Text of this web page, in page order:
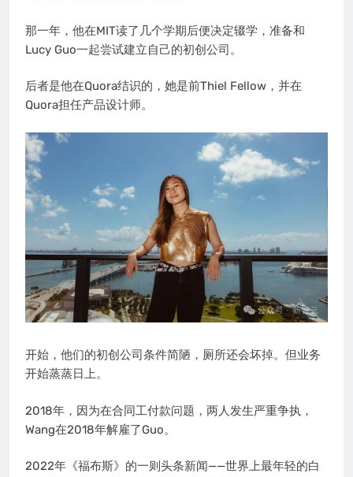
那一年，他在MIT读了几个学期后便决定辍学，准备和
Lucy Guo一起尝试建立自己的初创公司。
后者是他在Quora结识的，她是前Thiel Fellow，并在
Quora担任产品设计师。
开始，他们的初创公司条件简陋，厕所还会坏掉。但业务
开始蒸蒸日上。
2018年，因为在合同工付款问题，两人发生严重争执，
Wang在2018年解雇了Guo。
2022年《福布斯》的一则头条新闻——世界上最年轻的白